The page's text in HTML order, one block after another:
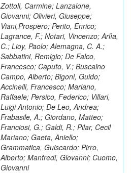
Zottoli, Carmine; Lanzalone,
Giovanni; Olivieri, Giuseppe;
Viani,Prospero; Perito, Enrico;
Lagrance, F.; Notari, Vincenzo; Arlìa,
C.; Lioy, Paolo; Alemagna, C. A.;
Sabbatini, Remigio; De Falco,
Francesco; Caputo, V.; Buscaino
Campo, Alberto; Bigoni, Guido;
Accinelli, Francesco; Mariano,
Raffaele; Persico, Federico; Villari,
Luigi Antonio; De Leo, Andrea;
Frabasile, A.; Giordano, Matteo;
Franciosi, G.; Galdi, R.; Pilar, Cecil
Mariano; Gaeta, Aniello;
Grammatica, Guiscardo; Pirro,
Alberto; Manfredi, Giovanni; Cuomo,
Giovanni